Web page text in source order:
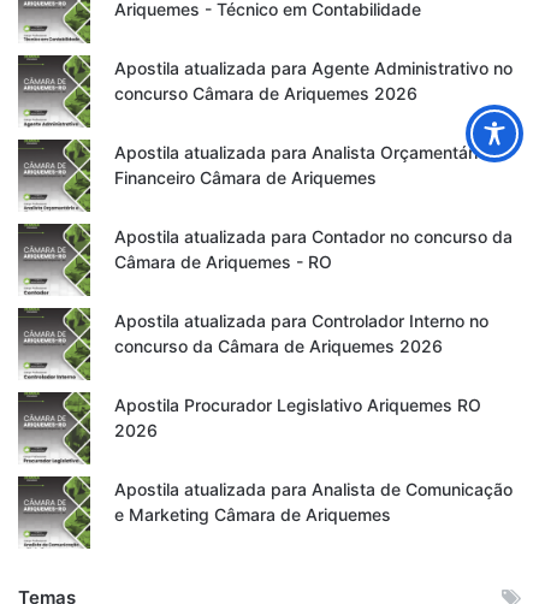
Ariquemes - Técnico em Contabilidade
Apostila atualizada para Agente Administrativo no
concurso Câmara de Ariquemes 2026
Apostila atualizada para Analista Orçamentário e
Financeiro Câmara de Ariquemes
Apostila atualizada para Contador no concurso da
Câmara de Ariquemes - RO
Apostila atualizada para Controlador Interno no
concurso da Câmara de Ariquemes 2026
Apostila Procurador Legislativo Ariquemes RO
2026
Apostila atualizada para Analista de Comunicação
e Marketing Câmara de Ariquemes
Temas